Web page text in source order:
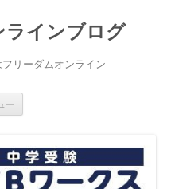
ラインブログ
リーダムオンライン
ー